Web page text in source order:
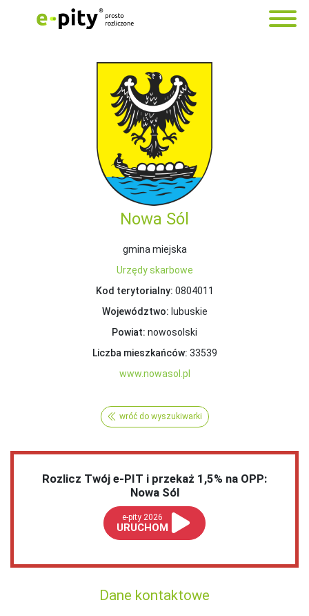
Nowa Sól
gmina miejska
Urzędy skarbowe
Kod terytorialny: 0804011
Województwo: lubuskie
Powiat: nowosolski
Liczba mieszkańców: 33539
www.nowasol.pl
wróć do wyszukiwarki
Rozlicz Twój e-PIT i przekaż 1,5% na OPP:
Nowa Sól
e-pity 2026
URUCHOM
Dane kontaktowe